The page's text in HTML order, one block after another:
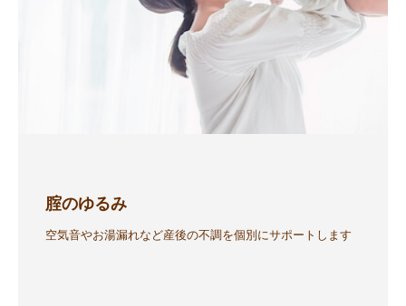
腟のゆるみ
空気音やお湯漏れなど産後の不調を個別にサポートします